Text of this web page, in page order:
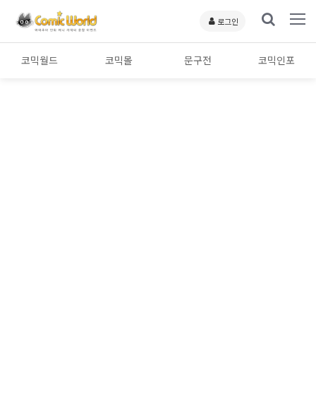
로그인
코믹월드 코믹몰 문구전 코믹인포